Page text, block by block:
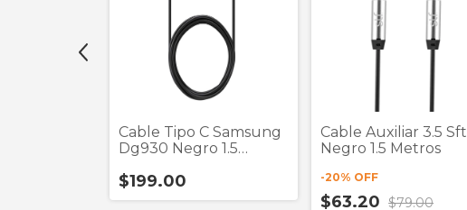
Cable Tipo C Samsung
Dg930 Negro 1.5
$199.00
Cable Auxiliar 3.5 Sft
Negro 1.5 Metros
-20% OFF
$63.20 $79.00